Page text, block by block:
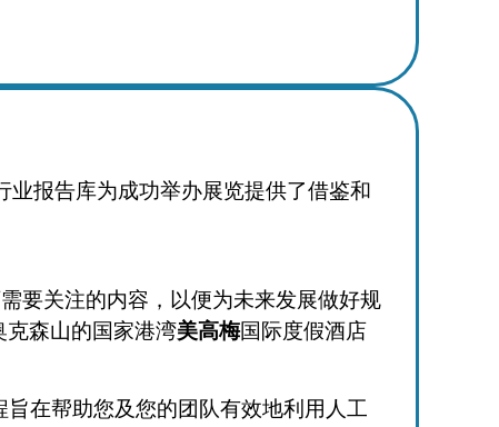
报告库为成功举办展览提供了借鉴和
要关注的内容，以便为未来发展做好规
克森山的国家港湾美高梅国际度假酒店
在帮助您及您的团队有效地利用人工